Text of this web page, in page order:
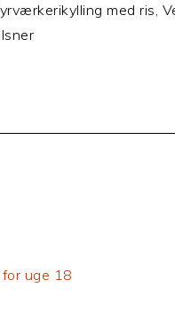
med ris,
uge 18